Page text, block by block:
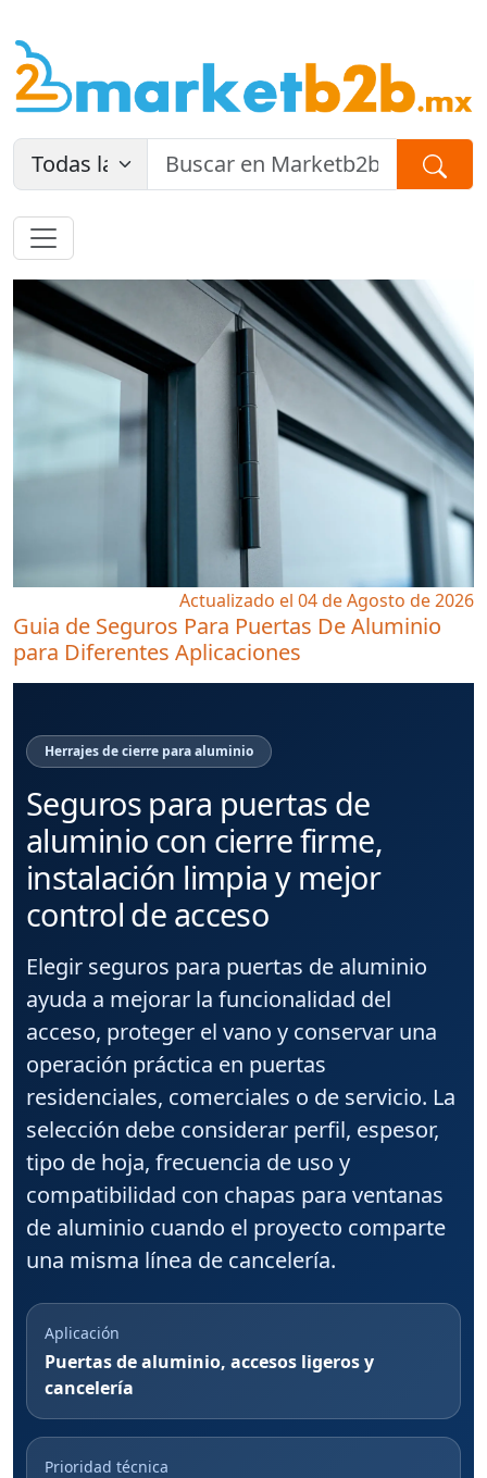
Actualizado el 04 de Agosto de 2026
Guia de Seguros Para Puertas De Aluminio
para Diferentes Aplicaciones
Herrajes de cierre para aluminio
Seguros para puertas de
aluminio con cierre firme,
instalación limpia y mejor
control de acceso
Elegir seguros para puertas de aluminio
ayuda a mejorar la funcionalidad del
acceso, proteger el vano y conservar una
operación práctica en puertas
residenciales, comerciales o de servicio. La
selección debe considerar perfil, espesor,
tipo de hoja, frecuencia de uso y
compatibilidad con chapas para ventanas
de aluminio cuando el proyecto comparte
una misma línea de cancelería.
Aplicación
Puertas de aluminio, accesos ligeros y
cancelería
Prioridad técnica